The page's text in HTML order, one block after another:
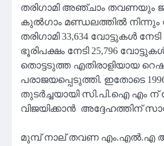
തരിഗാമി അഞ്ചാം തവണയും
കുൽഗാം മണ്ഡലത്തിൽ നിന്നും
തരിഗാമി 33,634 വോട്ടുകൾ നേടി
ഭൂരിപക്ഷം നേടി 25,796
തൊട്ടടുത്ത എതിരാളിയായ
പരാജയപ്പെടുത്തി. ഇതോടെ
തുടർച്ചയായി സി.പി.ഐ എം ന്
വിജയിക്കാൻ അദ്ദേഹത്തിന്
മുമ്പ് നാല് തവണ എം.എൽ.എ